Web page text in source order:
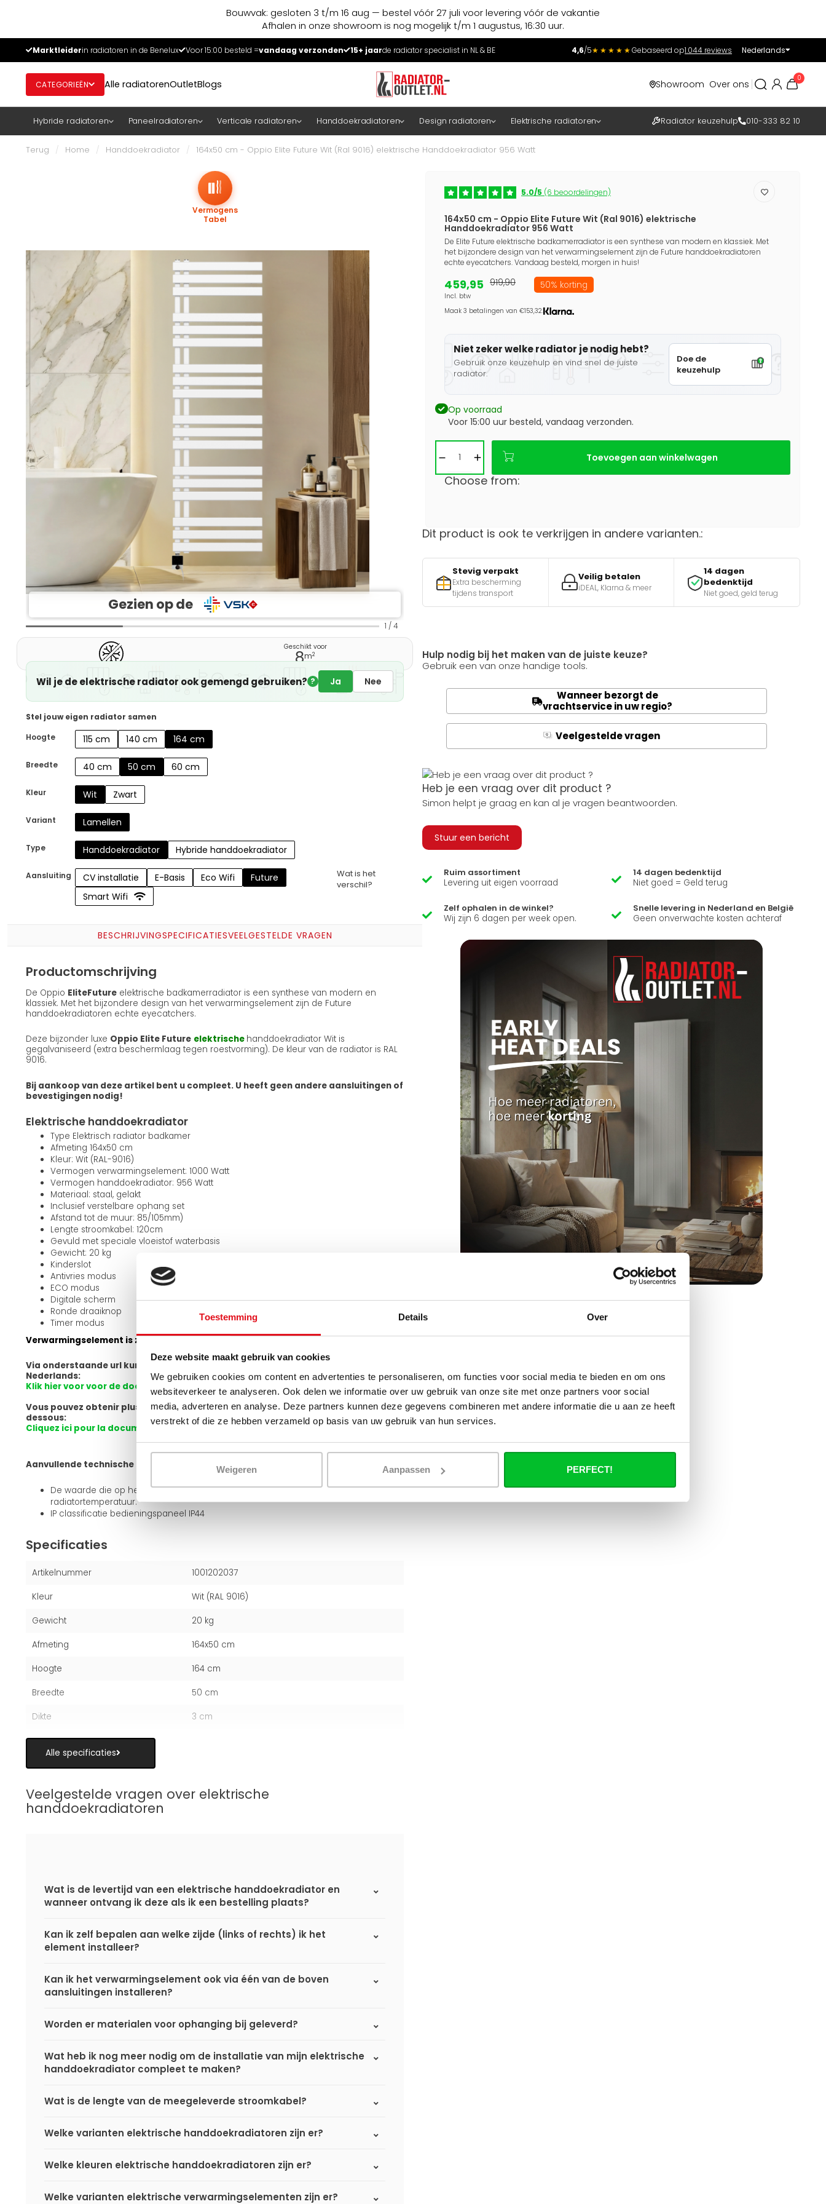
Toestemming Details Over
Deze website maakt gebruik van cookies
We gebruiken cookies om content en advertenties te personaliseren, om functies voor social media te bieden en om ons
websiteverkeer te analyseren. Ook delen we informatie over uw gebruik van onze site met onze partners voor social
media, adverteren en analyse. Deze partners kunnen deze gegevens combineren met andere informatie die u aan ze heeft
verstrekt of die ze hebben verzameld op basis van uw gebruik van hun services.
Weigeren Aanpassen PERFECT!
Bouwvak: gesloten 3 t/m 16 aug — bestel vóór 27 juli voor levering vóór de vakantie
Afhalen in onze showroom is nog mogelijk t/m 1 augustus, 16:30 uur.
Marktleiderin radiatoren in de Benelux Voor 15:00 besteld =vandaag verzonden 15+ jaarde radiator specialist in NL & BE 4,6/5★★★★★Gebaseerd op1.044 reviews Nederlands
CATEGORIEËN Alle radiatorenOutletBlogs Showroom Over ons
0
Hybride radiatoren Paneelradiatoren Verticale radiatoren Handdoekradiatoren Design radiatoren Elektrische radiatoren Radiator keuzehulp 010-333 82 10
Terug / Home / Handdoekradiator / 164x50 cm - Oppio Elite Future Wit (Ral 9016) elektrische Handdoekradiator 956 Watt
Gezien op de
Vermogens
Tabel
1 /4
Geschikt voor
8m2
Wil je de elektrische radiator ook gemengd gebruiken? ? Ja Nee
Stel jouw eigen radiator samen
Hoogte
115 cm 140 cm 164 cm
Breedte 40 cm 50 cm 60 cm
Kleur Wit Zwart
Variant Lamellen
Type Handdoekradiator Hybride handdoekradiator
Aansluiting CV installatie E-Basis Eco Wifi
Future
Smart Wifi
Wat is het
verschil?
BESCHRIJVINGSPECIFICATIESVEELGESTELDE VRAGEN
Productomschrijving
De Oppio EliteFuture elektrische badkamerradiator is een synthese van modern en
klassiek. Met het bijzondere design van het verwarmingselement zijn de Future
handdoekradiatoren echte eyecatchers.
Deze bijzonder luxe Oppio Elite Future elektrische handdoekradiator Wit is
gegalvaniseerd (extra beschermlaag tegen roestvorming). De kleur van de radiator is RAL
9016.
Bij aankoop van deze artikel bent u compleet. U heeft geen andere aansluitingen of
bevestigingen nodig!
Elektrische handdoekradiator
Type Elektrisch radiator badkamer
Afmeting 164x50 cm
Kleur: Wit (RAL-9016)
Vermogen verwarmingselement: 1000 Watt
Vermogen handdoekradiator: 956 Watt
Materiaal: staal, gelakt
Inclusief verstelbare ophang set
Afstand tot de muur: 85/105mm)
Lengte stroomkabel: 120cm
Gevuld met speciale vloeistof waterbasis
Gewicht: 20 kg
Kinderslot
Antivries modus
ECO modus
Digitale scherm
Ronde draaiknop
Timer modus
Verwarmingselement is zowel linksonder als rechtsonder aan te sluiten
Via onderstaande url kunt u meer informatie verkrijgen over het product in het
Nederlands:
Klik hier voor voor de documentatie van de Oppio elektrische radiator.
Vous pouvez obtenir plus d'informations sur le produit en français via l'URL ci-
dessous:
Cliquez ici pour la documentation du radiateur électrique Oppio
Aanvullende technische informatie:
De waarde die op het scherm wordt weergegeven, is de waarde van de
radiatortemperatuur.
IP classificatie bedieningspaneel IP44
Specificaties
Artikelnummer 1001202037
Kleur Wit (RAL 9016)
Gewicht 20 kg
Afmeting 164x50 cm
Hoogte 164 cm
Breedte 50 cm
Dikte 3 cm
Alle specificaties
Veelgestelde vragen over elektrische
handdoekradiatoren
Wat is de levertijd van een elektrische handdoekradiator en
wanneer ontvang ik deze als ik een bestelling plaats?
Kan ik zelf bepalen aan welke zijde (links of rechts) ik het
element installeer?
Kan ik het verwarmingselement ook via één van de boven
aansluitingen installeren?
Worden er materialen voor ophanging bij geleverd?
Wat heb ik nog meer nodig om de installatie van mijn elektrische
handdoekradiator compleet te maken?
Wat is de lengte van de meegeleverde stroomkabel?
Welke varianten elektrische handdoekradiatoren zijn er?
Welke kleuren elektrische handdoekradiatoren zijn er?
Welke varianten elektrische verwarmingselementen zijn er?
5.0/5 (6 beoordelingen)
164x50 cm - Oppio Elite Future Wit (Ral 9016) elektrische
Handdoekradiator 956 Watt
De Elite Future elektrische badkamerradiator is een synthese van modern en klassiek. Met
het bijzondere design van het verwarmingselement zijn de Future handdoekradiatoren
echte eyecatchers. Vandaag besteld, morgen in huis!
459,95
Incl. btw
919,90 50% korting
Maak 3 betalingen van €153,32.
Niet zeker welke radiator je nodig hebt?
Gebruik onze keuzehulp en vind snel de juiste
radiator.
Doe de
keuzehulp
Op voorraad
Voor 15:00 uur besteld, vandaag verzonden.
Toevoegen aan winkelwagen
Choose from:
Dit product is ook te verkrijgen in andere varianten.:
Stevig verpakt
Extra bescherming
tijdens transport
Veilig betalen
iDEAL, Klarna & meer
14 dagen
bedenktijd
Niet goed, geld terug
Hulp nodig bij het maken van de juiste keuze?
Gebruik een van onze handige tools.
Wanneer bezorgt de
vrachtservice in uw regio?
Q Veelgestelde vragen
Heb je een vraag over dit product ?
Simon helpt je graag en kan al je vragen beantwoorden.
Stuur een bericht
Ruim assortiment
Levering uit eigen voorraad
14 dagen bedenktijd
Niet goed = Geld terug
Zelf ophalen in de winkel?
Wij zijn 6 dagen per week open.
Snelle levering in Nederland en België
Geen onverwachte kosten achteraf